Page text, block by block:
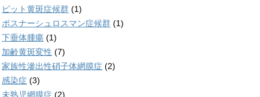
ピット黄斑症候群 (1)
ポスナーシュロスマン症候群 (1)
下垂体腫瘍 (1)
加齢黄斑変性 (7)
家族性滲出性硝子体網膜症 (2)
感染症 (3)
未熟児網膜症 (2)